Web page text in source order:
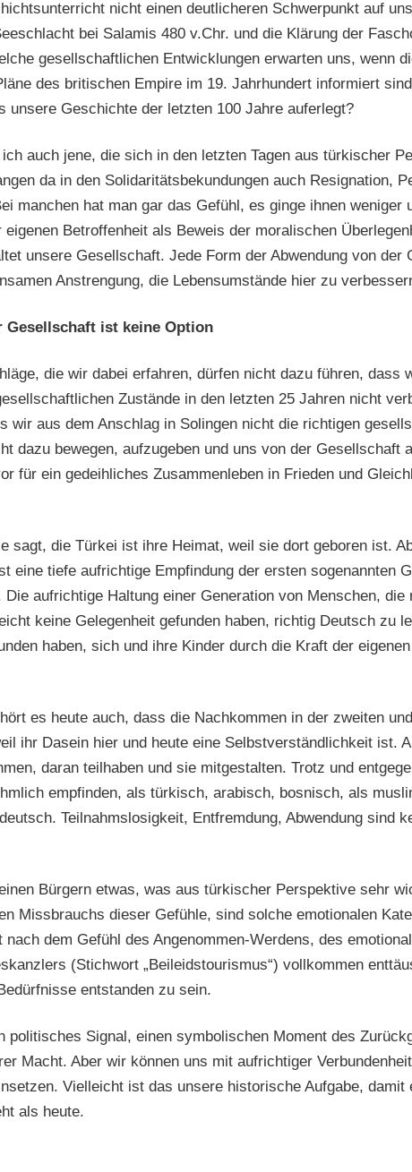
nicht einen deutlicheren Schwerpunkt auf
bei Salamis 480 v.Chr. und die Klärung der
gesellschaftlichen Entwicklungen erwarten uns, wenn
des britischen Empire im 19. Jahrhundert informiert
unsere Geschichte der letzten 100 Jahre auferlegt?
auch jene, die sich in den letzten Tagen aus türkischer
da in den Solidaritätsbekundungen auch Resignation,
manchen hat man gar das Gefühl, es ginge ihnen weniger
Betroffenheit als Beweis der moralischen
unsere Gesellschaft. Jede Form der Abwendung von der
Anstrengung, die Lebensumstände hier zu
Gesellschaft ist keine Option
die wir dabei erfahren, dürfen nicht dazu führen, dass
Zustände in den letzten 25 Jahren nicht
aus dem Anschlag in Solingen nicht die richtigen
dazu bewegen, aufzugeben und uns von der Gesellschaft
für ein gedeihliches Zusammenleben in Frieden und
sagt, die Türkei ist ihre Heimat, weil sie dort geboren ist.
eine tiefe aufrichtige Empfindung der ersten sogenannten
aufrichtige Haltung einer Generation von Menschen, die
keine Gelegenheit gefunden haben, richtig Deutsch zu
haben, sich und ihre Kinder durch die Kraft der
es heute auch, dass die Nachkommen in der zweiten
ihr Dasein hier und heute eine Selbstverständlichkeit ist.
daran teilhaben und sie mitgestalten. Trotz und
empfinden, als türkisch, arabisch, bosnisch, als
Teilnahmslosigkeit, Entfremdung, Abwendung sind
Bürgern etwas, was aus türkischer Perspektive sehr
Missbrauchs dieser Gefühle, sind solche emotionalen
dem Gefühl des Angenommen-Werdens, des
(Stichwort „Beileidstourismus“) vollkommen
entstanden zu sein.
Signal, einen symbolischen Moment des
Macht. Aber wir können uns mit aufrichtiger
Vielleicht ist das unsere historische Aufgabe, damit
als heute.